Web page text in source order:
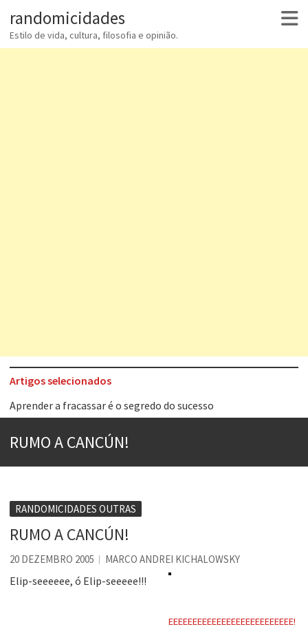
randomicidades
Estilo de vida, cultura, filosofia e opinião.
Artigos selecionados
Aprender a fracassar é o segredo do sucesso
Contardo Calligaris prega o “direito à tristeza”
Voto obrigatório é correto?
Se queres salvar o mundo, o veganismo não é a resposta
Tem que filmar isso daí
A construção da urbanidade
RUMO A CANCÚN!
RANDOMICIDADES OUTRAS
RUMO A CANCÚN!
20 DEZEMBRO 2005 MARCO ANDREI KICHALOWSKY
EEEEEEEEEEEEEEEEEEEEEEEEEE!
Elip-seeeeee, ó Elip-seeeee!!!